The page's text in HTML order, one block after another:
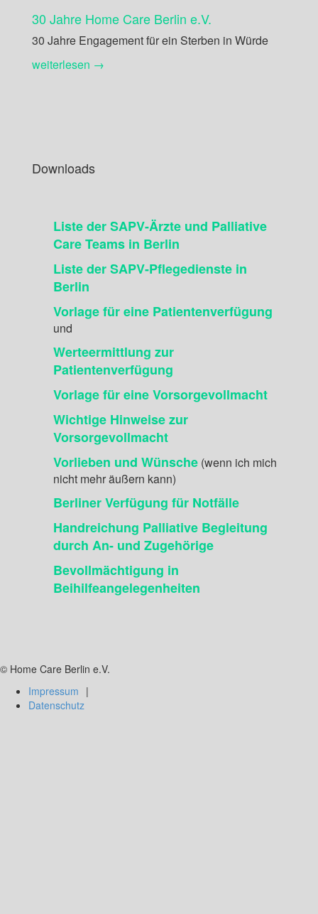
30 Jahre Home Care Berlin e.V.
30 Jahre Engagement für ein Sterben in Würde
weiterlesen →
Downloads
Liste der SAPV-Ärzte und Palliative
Care Teams in Berlin
Liste der SAPV-Pflegedienste in
Berlin
Vorlage für eine Patientenverfügung
und
Werteermittlung zur
Patientenverfügung
Vorlage für eine Vorsorgevollmacht
Wichtige Hinweise zur
Vorsorgevollmacht
Vorlieben und Wünsche (wenn ich mich
nicht mehr äußern kann)
Berliner Verfügung für Notfälle
Handreichung Palliative Begleitung
durch An- und Zugehörige
Bevollmächtigung in
Beihilfeangelegenheiten
© Home Care Berlin e.V.
Impressum
Datenschutz